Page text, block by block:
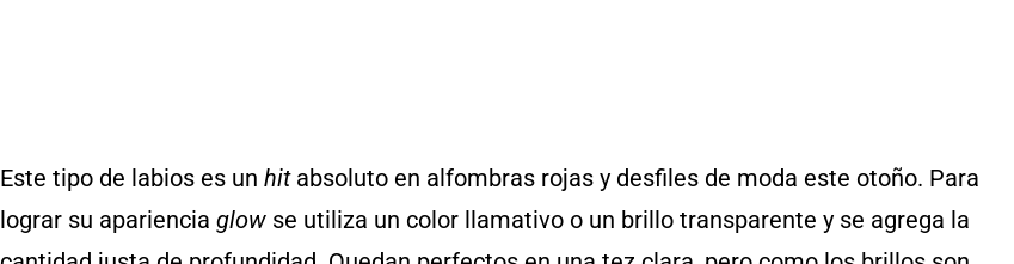
Este tipo de labios es un hitabsoluto en alfombras rojas y desfiles de moda este otoño. Para
lograr su apariencia glow se utiliza un color llamativo o un brillo transparente y se agrega la